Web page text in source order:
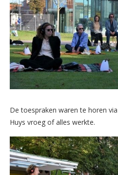
De toespraken waren te horen
Huys vroeg of alles werkte.